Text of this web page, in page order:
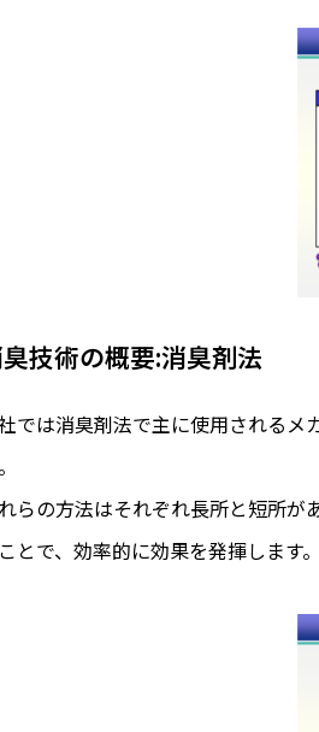
技術の概要:消臭剤法
では消臭剤法で主に使用されるメ
らの方法はそれぞれ長所と短所
とで、効率的に効果を発揮します。